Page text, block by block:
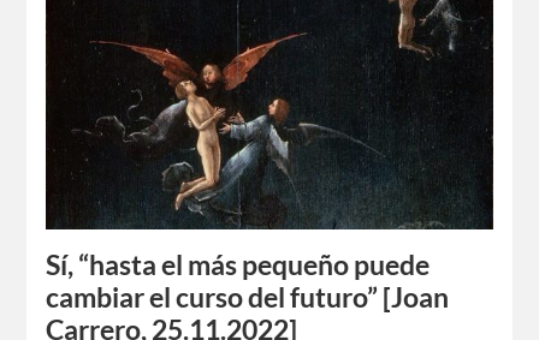
Sí, “hasta el más pequeño puede
cambiar el curso del futuro” [Joan
Carrero, 25.11.2022]